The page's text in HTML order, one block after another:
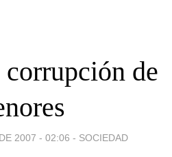
corrupción de
2007 - 02:06 - SOCIEDAD